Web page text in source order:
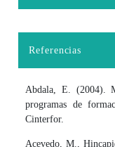
Referencias
Abdala, E. (2004).
programas de
Cinterfor.
Acevedo, M.,